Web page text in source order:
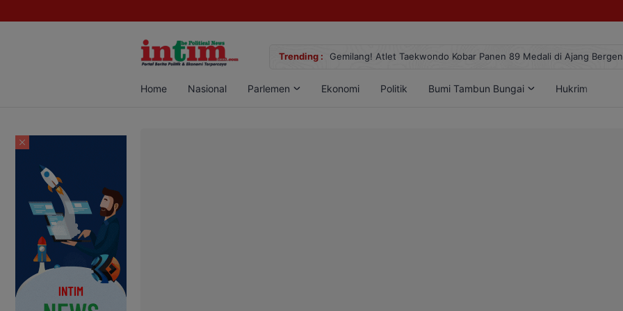
Trending :
Sabu di Pangkalan Bun, Dua Pelaku Diamankan Gemilang! Atlet Taekwondo Kobar Panen 89 Medali di Ajang
Home Nasional Parlemen Ekonomi Politik Bumi Tambun Bungai Hukrim